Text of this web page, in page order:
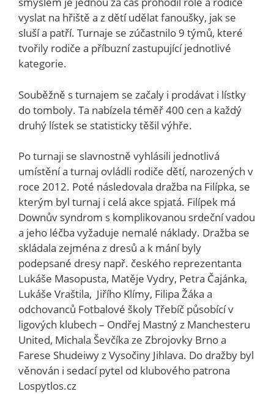
vyslat na hřiště a z dětí udělat fanoušky, jak se
sluší a patří. Turnaje se zúčastnilo 9 týmů, které
tvořily rodiče a příbuzní zastupující jednotlivé
kategorie.
Souběžně s turnajem se začaly i prodávat i lístky
do tomboly. Ta nabízela téměř 400 cen a každý
druhý lístek se statisticky těšil výhře.
Po turnaji se slavnostně vyhlásili jednotlivá
umístění a turnaj ovládli rodiče dětí, narozených v
roce 2012. Poté následovala dražba na Filípka, se
kterým byl turnaj i celá akce spjatá. Filípek má
Downův syndrom s komplikovanou srdeční vadou
a jeho léčba vyžaduje nemalé náklady. Dražba se
skládala zejména z dresů a k mání byly
podepsané dresy např. českého reprezentanta
Lukáše Masopusta, Matěje Vydry, Petra Čajánka,
Lukáše Vraštila, Jiřího Klímy, Filipa Žáka a
odchovanců Fotbalové školy Třebíč působící v
ligových klubech – Ondřej Mastný z Manchesteru
United, Michala Ševčíka ze Zbrojovky Brno a
Farese Shudeiwy z Vysočiny Jihlava. Do dražby byl
věnován i sedací pytel od klubového patrona
Lospytlos.cz